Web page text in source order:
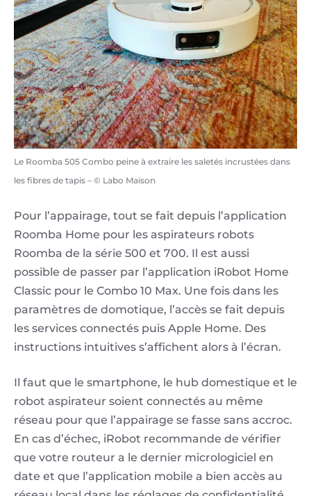
Le Roomba 505 Combo peine à extraire les saletés incrustées dans
les fibres de tapis – © Labo Maison
Pour l’appairage, tout se fait depuis l’application
Roomba Home pour les aspirateurs robots
Roomba de la série 500 et 700. Il est aussi
possible de passer par l’application iRobot Home
Classic pour le Combo 10 Max. Une fois dans les
paramètres de domotique, l’accès se fait depuis
les services connectés puis Apple Home. Des
instructions intuitives s’affichent alors à l’écran.
Il faut que le smartphone, le hub domestique et le
robot aspirateur soient connectés au même
réseau pour que l’appairage se fasse sans accroc.
En cas d’échec, iRobot recommande de vérifier
que votre routeur a le dernier micrologiciel en
date et que l’application mobile a bien accès au